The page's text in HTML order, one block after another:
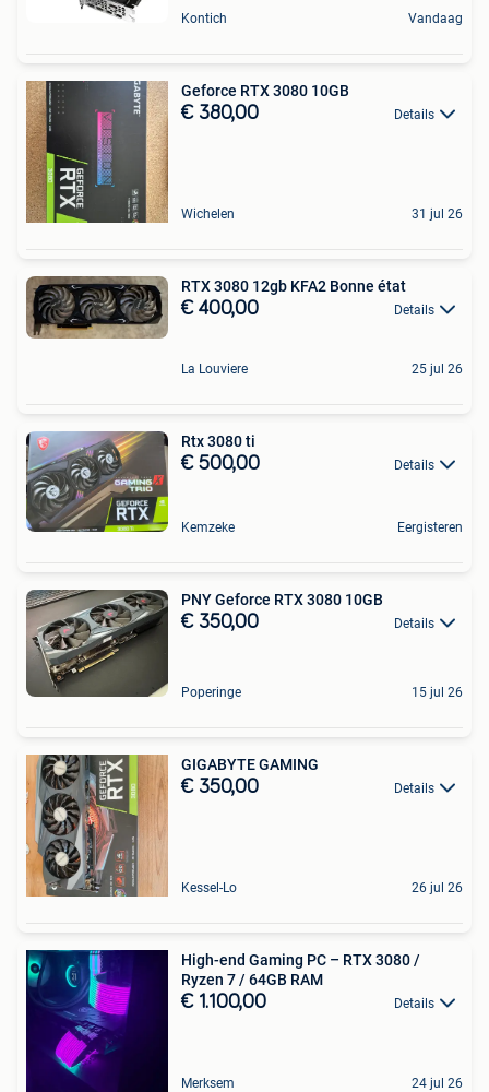
Kontich Vandaag
Geforce RTX 3080 10GB
€ 380,00 Details
Wichelen 31 jul 26
RTX 3080 12gb KFA2 Bonne état
€ 400,00 Details
La Louviere 25 jul 26
Rtx 3080 ti
€ 500,00 Details
Kemzeke Eergisteren
PNY Geforce RTX 3080 10GB
€ 350,00 Details
Poperinge 15 jul 26
GIGABYTE GAMING
€ 350,00 Details
Kessel-Lo 26 jul 26
High-end Gaming PC – RTX 3080 /
Ryzen 7 / 64GB RAM
€ 1.100,00 Details
Merksem 24 jul 26